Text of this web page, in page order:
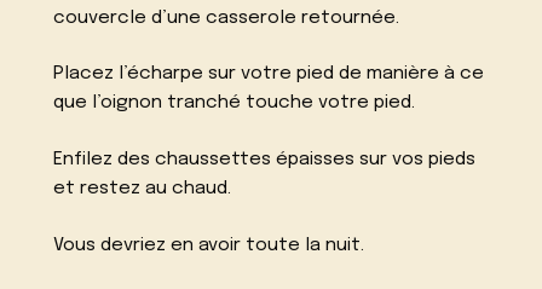
couvercle d’une casserole retournée.
Placez l’écharpe sur votre pied de manière à ce
que l’oignon tranché touche votre pied.
Enfilez des chaussettes épaisses sur vos pieds
et restez au chaud.
Vous devriez en avoir toute la nuit.